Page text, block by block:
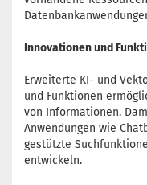
Innovationen und
Erweiterte KI- und
und Funktionen
von Informationen.
Anwendungen wie
gestützte
entwickeln.